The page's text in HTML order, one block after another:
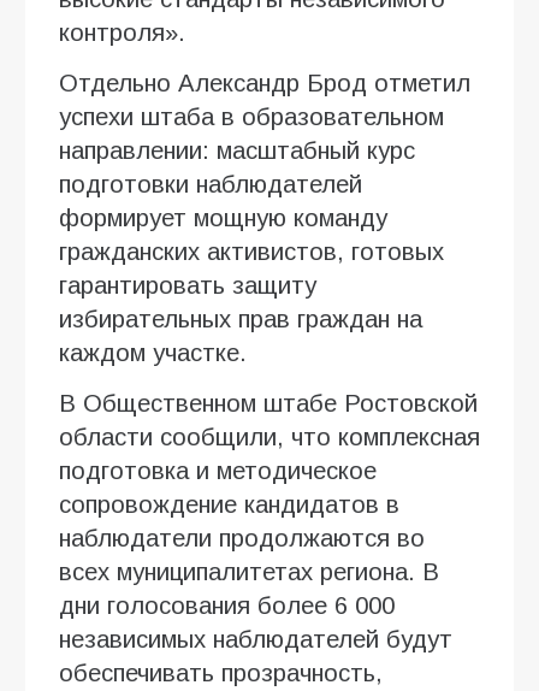
контроля».
Отдельно Александр Брод отметил
успехи штаба в образовательном
направлении: масштабный курс
подготовки наблюдателей
формирует мощную команду
гражданских активистов, готовых
гарантировать защиту
избирательных прав граждан на
каждом участке.
В Общественном штабе Ростовской
области сообщили, что комплексная
подготовка и методическое
сопровождение кандидатов в
наблюдатели продолжаются во
всех муниципалитетах региона. В
дни голосования более 6 000
независимых наблюдателей будут
обеспечивать прозрачность,